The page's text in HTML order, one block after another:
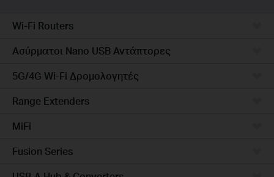
Wi-Fi Routers
Ασύρματοι Nano USB Αντάπτορες
5G/4G Wi-Fi Δρομολογητές
Range Extenders
MiFi
Fusion Series